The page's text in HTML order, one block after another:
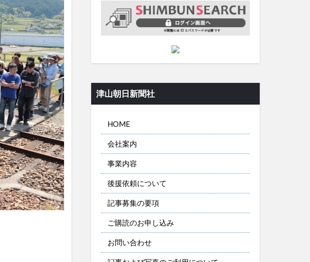
津山朝日新聞社
HOME
会社案内
事業内容
後援依頼について
記事募集の要項
ご購読のお申し込み
お問い合わせ